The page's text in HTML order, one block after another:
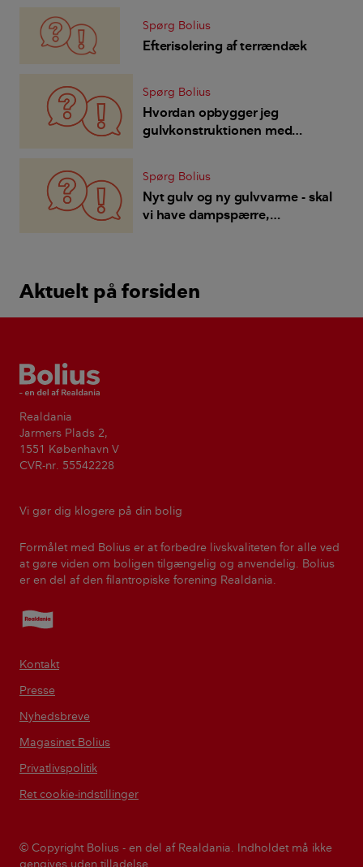
Spørg Bolius
Efterisolering af terrændæk
Spørg Bolius
Hvordan opbygger jeg
gulvkonstruktionen med
Spørg Bolius
Nyt gulv og ny gulvvarme - skal
vi have dampspærre,
Aktuelt på forsiden
Bolius
Realdania
Jarmers Plads 2,
1551 København V
CVR-nr. 55542228
Vi gør dig klogere på din bolig
Formålet med Bolius er at forbedre livskvaliteten for alle ved
at gøre viden om boligen tilgængelig og anvendelig. Bolius
er en del af den filantropiske forening Realdania.
Realdania
Kontakt
Presse
Nyhedsbreve
Magasinet Bolius
Privatlivspolitik
Ret cookie-indstillinger
© Copyright Bolius - en del af Realdania. Indholdet må ikke
gengives uden tilladelse.